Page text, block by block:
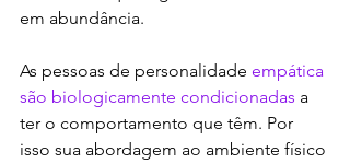
em abundância.
As pessoas de personalidade empática
são biologicamente condicionadas a
ter o comportamento que têm. Por
isso sua abordagem ao ambiente físico